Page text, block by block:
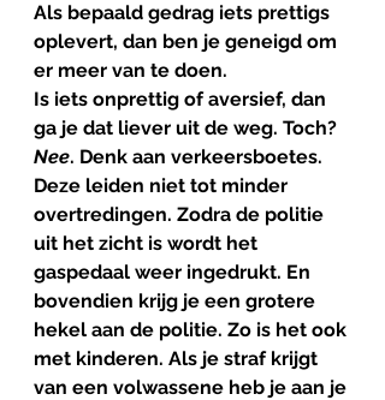
Als bepaald gedrag iets prettigs
oplevert, dan ben je geneigd om
er meer van te doen.
Is iets onprettig of aversief, dan
ga je dat liever uit de weg. Toch?
Nee. Denk aan verkeersboetes.
Deze leiden niet tot minder
overtredingen. Zodra de politie
uit het zicht is wordt het
gaspedaal weer ingedrukt. En
bovendien krijg je een grotere
hekel aan de politie. Zo is het ook
met kinderen. Als je straf krijgt
van een volwassene heb je aan je